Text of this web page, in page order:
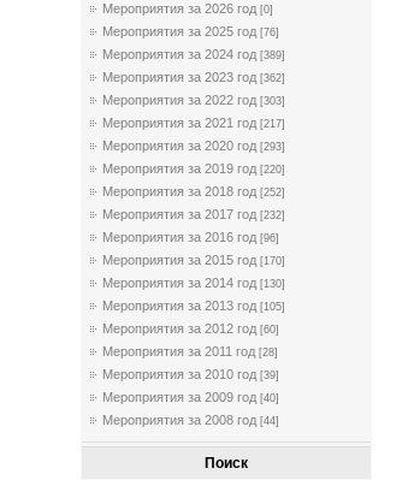
Мероприятия за 2026 год [0]
Мероприятия за 2025 год [76]
Мероприятия за 2024 год [389]
Мероприятия за 2023 год [362]
Мероприятия за 2022 год [303]
Мероприятия за 2021 год [217]
Мероприятия за 2020 год [293]
Мероприятия за 2019 год [220]
Мероприятия за 2018 год [252]
Мероприятия за 2017 год [232]
Мероприятия за 2016 год [96]
Мероприятия за 2015 год [170]
Мероприятия за 2014 год [130]
Мероприятия за 2013 год [105]
Мероприятия за 2012 год [60]
Мероприятия за 2011 год [28]
Мероприятия за 2010 год [39]
Мероприятия за 2009 год [40]
Мероприятия за 2008 год [44]
Поиск